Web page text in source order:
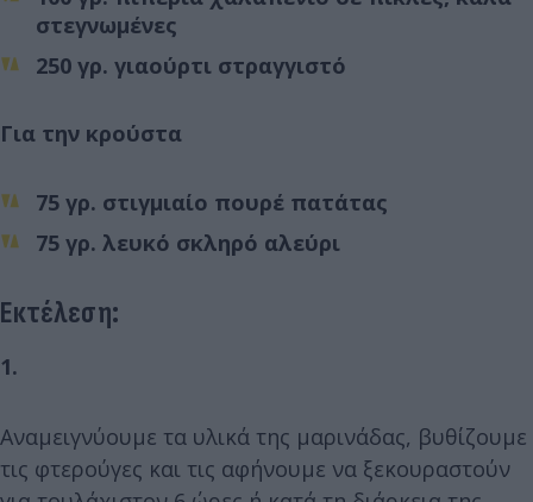
στεγνωμένες
250 γρ. γιαούρτι στραγγιστό
Για την κρούστα
75 γρ. στιγμιαίο πουρέ πατάτας
75 γρ. λευκό σκληρό αλεύρι
Εκτέλεση:
1.
Αναμειγνύουμε τα υλικά της μαρινάδας, βυθίζουμε
τις φτερούγες και τις αφήνουμε να ξεκουραστούν